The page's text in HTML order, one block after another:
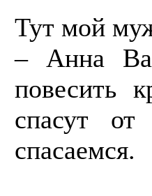
Тут мой
– Анна
повесить
спасут
спасаемся.